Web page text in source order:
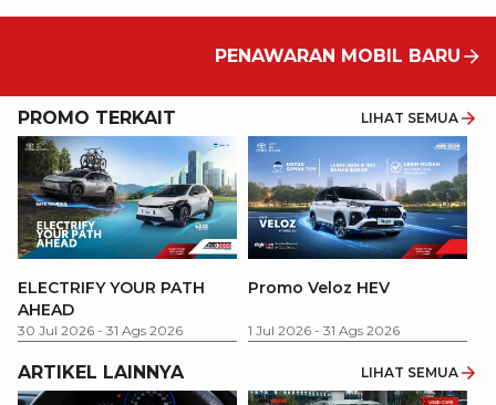
PENAWARAN MOBIL BARU
PROMO TERKAIT LIHAT SEMUA
ELECTRIFY YOUR PATH
AHEAD
30 Jul 2026 - 31 Ags 2026
Promo Veloz HEV
1 Jul 2026 - 31 Ags 2026
ARTIKEL LAINNYA LIHAT SEMUA